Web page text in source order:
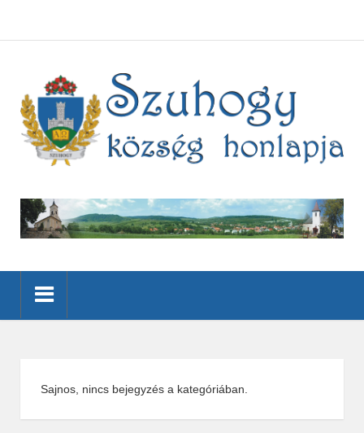
Sajnos, nincs bejegyzés a kategóriában.